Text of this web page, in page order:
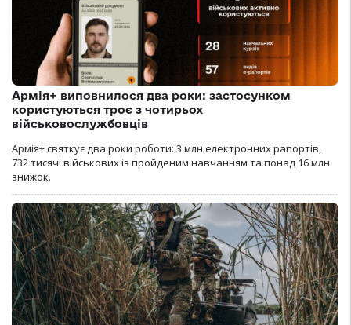
Армія+ виповнилося два роки: застосунком
користуються троє з чотирьох
військовослужбовців
Армія+ святкує два роки роботи: 3 млн електронних рапортів,
732 тисячі військових із пройденим навчанням та понад 16 млн
знижок.